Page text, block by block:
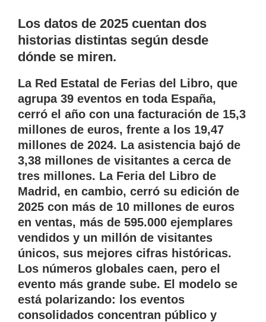
Los datos de 2025 cuentan dos
historias distintas según desde
dónde se miren.
La Red Estatal de Ferias del Libro, que
agrupa 39 eventos en toda España,
cerró el año con una facturación de 15,3
millones de euros, frente a los 19,47
millones de 2024. La asistencia bajó de
3,38 millones de visitantes a cerca de
tres millones. La Feria del Libro de
Madrid, en cambio, cerró su edición de
2025 con más de 10 millones de euros
en ventas, más de 595.000 ejemplares
vendidos y un millón de visitantes
únicos, sus mejores cifras históricas.
Los números globales caen, pero el
evento más grande sube. El modelo se
está polarizando: los eventos
consolidados concentran público y